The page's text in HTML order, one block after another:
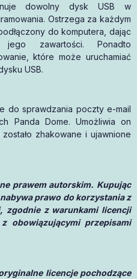
dowolny dysk USB w
Ostrzega za każdym
do komputera, dając
jego zawartości. Ponadto
które może uruchamiać
USB.
do sprawdzania poczty e-mail
Panda Dome. Umożliwia on
zhakowane i ujawnione
prawem autorskim. Kupując
prawo do korzystania z
zgodnie z warunkami licencji
obowiązującymi przepisami
licencje pochodzące